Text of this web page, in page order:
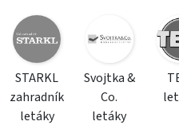
STARKL
zahradník
letáky
Svojtka &
Co.
letáky